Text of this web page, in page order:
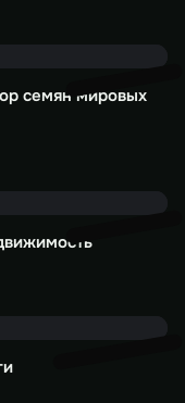
семян мировых